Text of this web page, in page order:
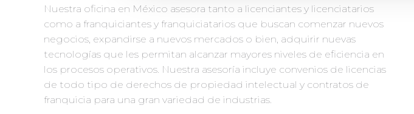
Nuestra oficina en México asesora tanto a licenciantes y licenciatarios
como a franquiciantes y franquiciatarios que buscan comenzar nuevos
negocios, expandirse a nuevos mercados o bien, adquirir nuevas
tecnologías que les permitan alcanzar mayores niveles de eficiencia en
los procesos operativos. Nuestra asesoría incluye convenios de licencias
de todo tipo de derechos de propiedad intelectual y contratos de
franquicia para una gran variedad de industrias.